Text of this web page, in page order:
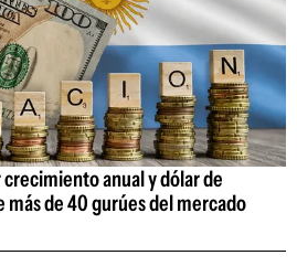
anual y dólar de
de 40 gurúes del mercado